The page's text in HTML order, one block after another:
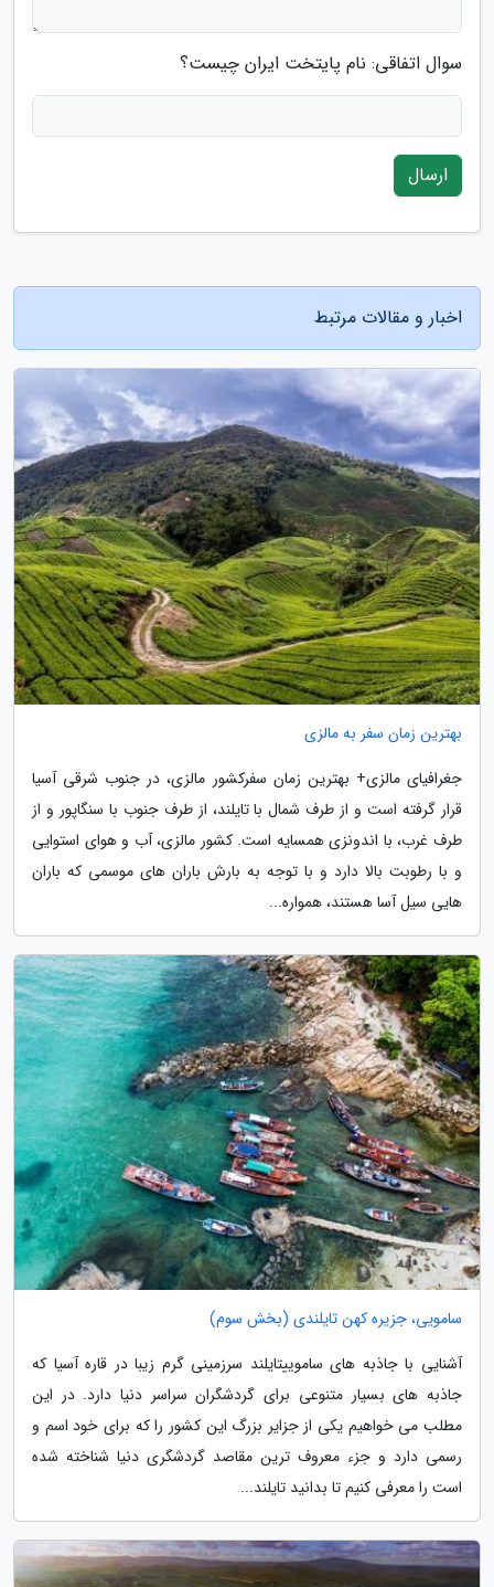
سوال اتفاقی: نام پایتخت ایران چیست؟
ارسال
اخبار و مقالات مرتبط
بهترین زمان سفر به مالزی
جغرافیای مالزی+ بهترین زمان سفرکشور مالزی، در جنوب شرقی آسیا
قرار گرفته است و از طرف شمال با تایلند، از طرف جنوب با سنگاپور و از
طرف غرب، با اندونزی همسایه است. کشور مالزی، آب و هوای استوایی
و با رطوبت بالا دارد و با توجه به بارش باران های موسمی که باران
هایی سیل آسا هستند، همواره...
سامویی، جزیره کهن تایلندی (بخش سوم)
آشنایی با جاذبه های ساموییتایلند سرزمینی گرم زیبا در قاره آسیا که
جاذبه های بسیار متنوعی برای گردشگران سراسر دنیا دارد. در این
مطلب می خواهیم یکی از جزایر بزرگ این کشور را که برای خود اسم و
رسمی دارد و جزء معروف ترین مقاصد گردشگری دنیا شناخته شده
است را معرفی کنیم تا بدانید تایلند...